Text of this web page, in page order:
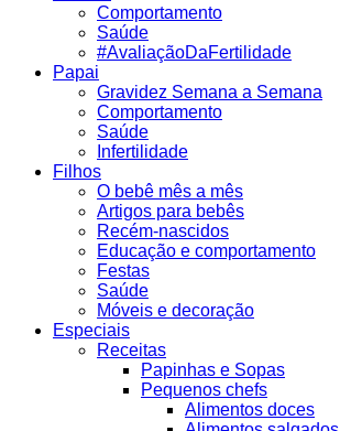
Comportamento
Saúde
#AvaliaçãoDaFertilidade
Papai
Gravidez Semana a Semana
Comportamento
Saúde
Infertilidade
Filhos
O bebê mês a mês
Artigos para bebês
Recém-nascidos
Educação e comportamento
Festas
Saúde
Móveis e decoração
Especiais
Receitas
Papinhas e Sopas
Pequenos chefs
Alimentos doces